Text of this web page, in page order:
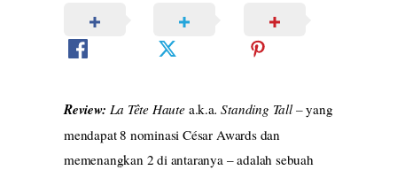
Review:La Tête Haute a.k.a. Standing Tall –yang
mendapat 8 nominasi César Awards dan
memenangkan 2 di antaranya – adalah sebuah